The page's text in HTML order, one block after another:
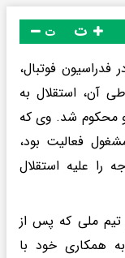
ت
فوتبال،
آن، استقلال به
محکوم شد. وی که
فعالیت بود،
علیه استقلال
تیم ملی که پس از
همکاری خود با